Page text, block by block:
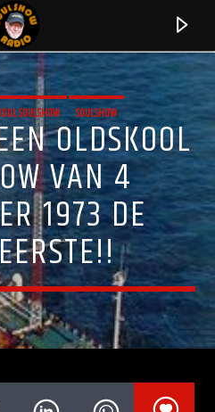
SOULSHOW SOULSHOW
OLDSKOOL
VAN 4
1973 DE